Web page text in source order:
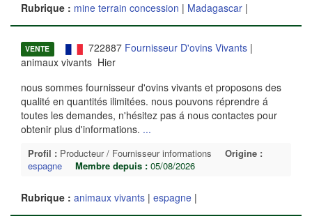
Rubrique : mine terrain concession | Madagascar |
VENTE 722887 Fournisseur D'ovins Vivants|
animaux vivants Hier
nous sommes fournisseur d'ovins vivants et proposons des
qualité en quantités ilimitées. nous pouvons réprendre á
toutes les demandes, n'hésitez pas á nous contactes pour
obtenir plus d'informations. ...
Profil : Producteur / Fournisseur informations
Origine :
espagne
Membre depuis : 05/08/2026
Rubrique : animaux vivants | espagne |